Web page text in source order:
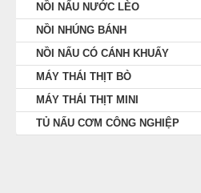
NỒI NẤU NƯỚC LÈO
NỒI NHÚNG BÁNH
NỒI NẤU CÓ CÁNH KHUẤY
MÁY THÁI THỊT BÒ
MÁY THÁI THỊT MINI
TỦ NẤU CƠM CÔNG NGHIỆP